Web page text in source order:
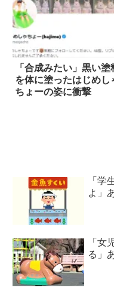
「合成みたい」黒い塗
を体に塗ったはじめし
ちょーの姿に衝撃
「学
よ」
「女
る」